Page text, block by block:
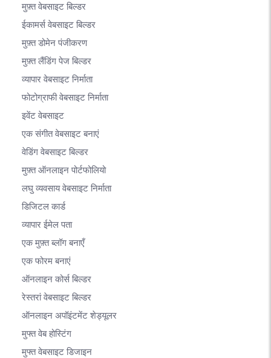
मुफ़्त वेबसाइट बिल्डर
ईकामर्स वेबसाइट बिल्डर
मुफ़्त डोमेन पंजीकरण
मुफ़्त लैंडिंग पेज बिल्डर
व्यापार वेबसाइट निर्माता
फोटोग्राफी वेबसाइट निर्माता
इवेंट वेबसाइट
एक संगीत वेबसाइट बनाएं
वेडिंग वेबसाइट बिल्डर
मुफ़्त ऑनलाइन पोर्टफोलियो
लघु व्यवसाय वेबसाइट निर्माता
डिजिटल कार्ड
व्यापार ईमेल पता
एक मुफ़्त ब्लॉग बनाएँ
एक फोरम बनाएं
ऑनलाइन कोर्स बिल्डर
रेस्तरां वेबसाइट बिल्डर
ऑनलाइन अपॉइंटमेंट शेड्यूलर
मुफ्त वेब होस्टिंग
मुफ्त वेबसाइट डिजाइन